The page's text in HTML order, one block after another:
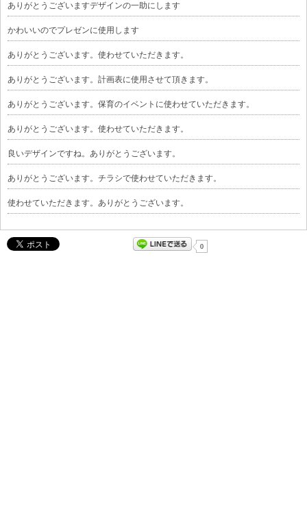
ありがとうございますデザインの一助にします
かわいいのでプレゼンに使用します
ありがとうございます。使わせていただきます。
ありがとうございます。計画表に使用させて頂きます。
ありがとうございます。保育のイベントに使わせていただきます。
ありがとうございます。使わせていただきます。
良いデザインですね。ありがとうございます。
ありがとうございます。チラシで使わせていただきます。
使わせていただきます。ありがとうございます。
0